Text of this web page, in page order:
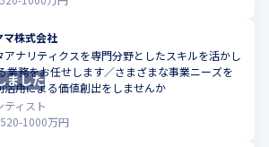
常に未完成であることを認識し、革新成長
織体をつくる
マ株式会社
アナリティクスを専門分野としたスキルを活かし
業務をお任せします／さまざまな事業ニーズを
活用による価値創出をしませんか
ィスト
520-1000万円
ました